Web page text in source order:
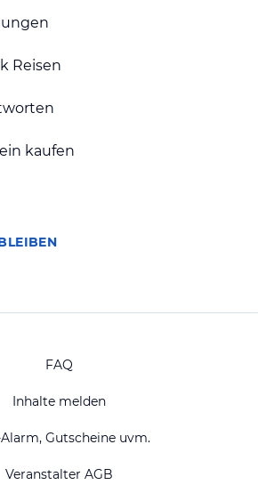
Reisen
kaufen
FAQ
Inhalte melden
Gutscheine uvm.
Veranstalter AGB